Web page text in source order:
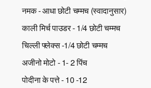
नमक - आधा छोटी चम्मच (स्वादानुसार)
काली मिर्च पाउडर - 1/4 छोटी चम्मच
चिल्ली फ्लेक्स -1/4 छोटी चम्मच
अजीनो मोटो - 1- 2 पिंच
पोदीना के पत्ते - 10 -12